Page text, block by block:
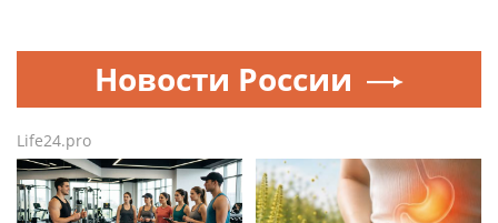
Новости России
Life24.pro